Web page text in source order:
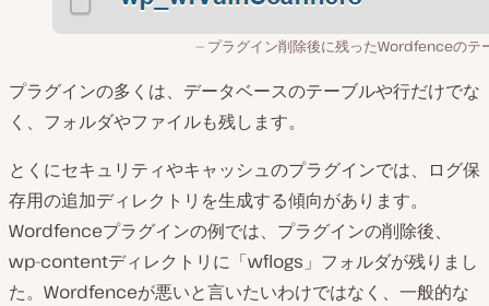
プラグイン削除後に残ったWordfenceのテ
プラグインの多くは、データベースのテーブルや行だけでな
く、フォルダやファイルも残します。
とくにセキュリティやキャッシュのプラグインでは、ログ保
存用の追加ディレクトリを生成する傾向があります。
Wordfenceプラグインの例では、プラグインの削除後、
wp-contentディレクトリに「wflogs」フォルダが残りまし
た。Wordfenceが悪いと言いたいわけではなく、一般的な